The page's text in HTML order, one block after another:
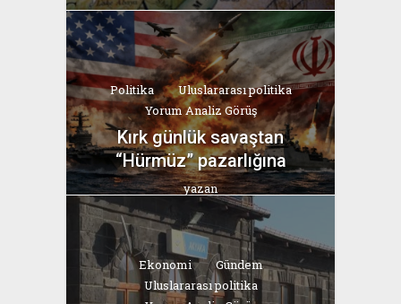
yazan
Bahri Ak
Politika
Uluslararası politika
Yorum Analiz Görüş
Kırk günlük savaştan
“Hürmüz” pazarlığına
yazan
Bahri Ak
Ekonomi
Gündem
Uluslararası politika